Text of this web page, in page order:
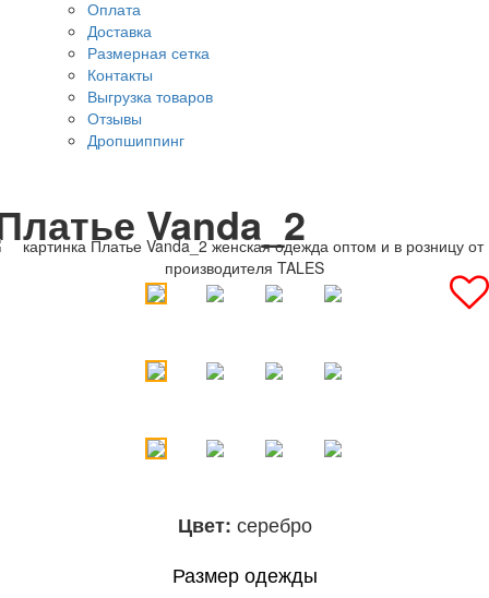
Оплата
Доставка
Размерная сетка
Контакты
Выгрузка товаров
Отзывы
Дропшиппинг
Vanda_2
Цвет: серебро
Размер одежды